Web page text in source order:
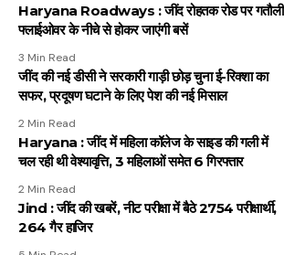
Haryana Roadways : जींद रोहतक रोड पर गतौली
फ्लाईओवर के नीचे से होकर जाएंगी बसें
3 Min Read
जींद की नई डीसी ने सरकारी गाड़ी छोड़ चुना ई-रिक्शा का
सफर, प्रदूषण घटाने के लिए पेश की नई मिसाल
2 Min Read
Haryana : जींद में महिला कॉलेज के साइड की गली में
चल रही थी वेश्यावृत्ति, 3 महिलाओं समेत 6 गिरफ्तार
2 Min Read
Jind : जींद की खबरें, नीट परीक्षा में बैठे 2754 परीक्षार्थी,
264 गैर हाजिर